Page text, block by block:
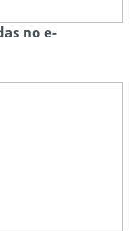
no e-